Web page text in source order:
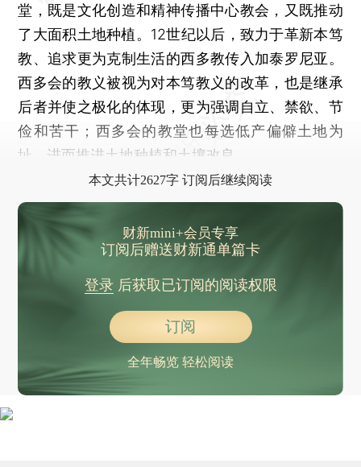
堂，既是文化创造和精神传播中心教会，又既推动
了大面积土地种植。12世纪以后，致力于革新本笃
教、追求更为克制生活的西多教传入加泰罗尼亚。
西多会的教义被视为对本笃教义的改革，也是继承
后者并使之极化的体现，更为强调自立、禁欲、节
俭和苦干；西多会的教堂也每选低产偏僻土地为
址，进而推进土地种植和土壤改良。
本文共计2627字 订阅后继续阅读
财新mini+会员专享
订阅后赠送财新通单篇卡
登录后获取已订阅的阅读权限
订阅
全年畅览 轻松阅读